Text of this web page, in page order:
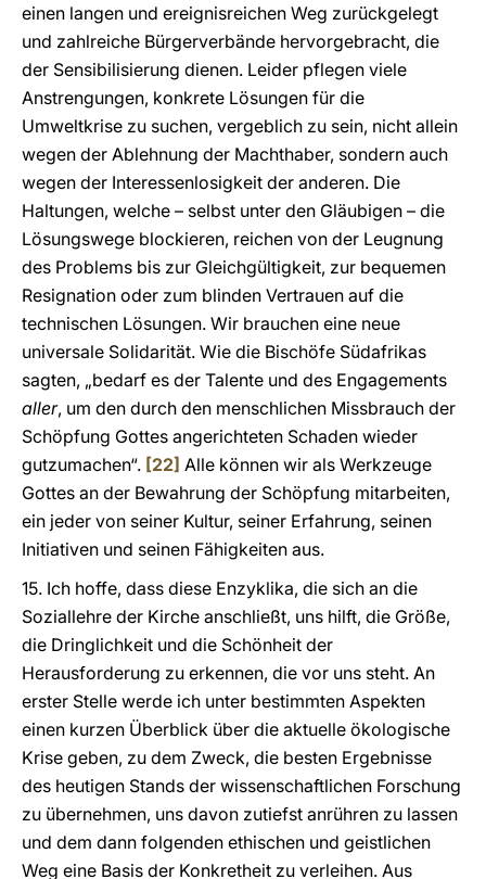
einen langen und ereignisreichen Weg zurückgelegt
und zahlreiche Bürgerverbände hervorgebracht, die
der Sensibilisierung dienen. Leider pflegen viele
Anstrengungen, konkrete Lösungen für die
Umweltkrise zu suchen, vergeblich zu sein, nicht allein
wegen der Ablehnung der Machthaber, sondern auch
wegen der Interessenlosigkeit der anderen. Die
Haltungen, welche – selbst unter den Gläubigen – die
Lösungswege blockieren, reichen von der Leugnung
des Problems bis zur Gleichgültigkeit, zur bequemen
Resignation oder zum blinden Vertrauen auf die
technischen Lösungen. Wir brauchen eine neue
universale Solidarität. Wie die Bischöfe Südafrikas
sagten, „bedarf es der Talente und des Engagements
aller, um den durch den menschlichen Missbrauch der
Schöpfung Gottes angerichteten Schaden wieder
gutzumachen“. [22] Alle können wir als Werkzeuge
Gottes an der Bewahrung der Schöpfung mitarbeiten,
ein jeder von seiner Kultur, seiner Erfahrung, seinen
Initiativen und seinen Fähigkeiten aus.
15. Ich hoffe, dass diese Enzyklika, die sich an die
Soziallehre der Kirche anschließt, uns hilft, die Größe,
die Dringlichkeit und die Schönheit der
Herausforderung zu erkennen, die vor uns steht. An
erster Stelle werde ich unter bestimmten Aspekten
einen kurzen Überblick über die aktuelle ökologische
Krise geben, zu dem Zweck, die besten Ergebnisse
des heutigen Stands der wissenschaftlichen Forschung
zu übernehmen, uns davon zutiefst anrühren zu lassen
und dem dann folgenden ethischen und geistlichen
Weg eine Basis der Konkretheit zu verleihen. Aus